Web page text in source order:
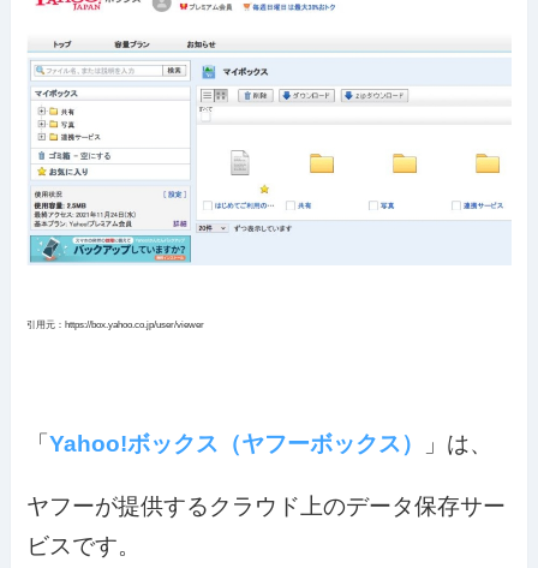
引用元：https://box.yahoo.co.jp/user/viewer
「Yahoo!ボックス（ヤフーボックス） 」は、
ヤフーが提供するクラウド上のデータ保存サー
ビスです。